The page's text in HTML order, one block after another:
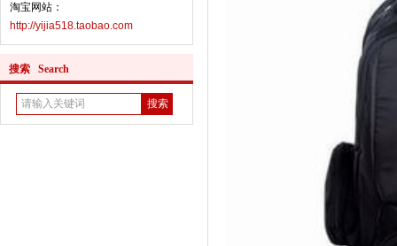
淘宝网站：
http://yijia518.taobao.com
搜索 Search